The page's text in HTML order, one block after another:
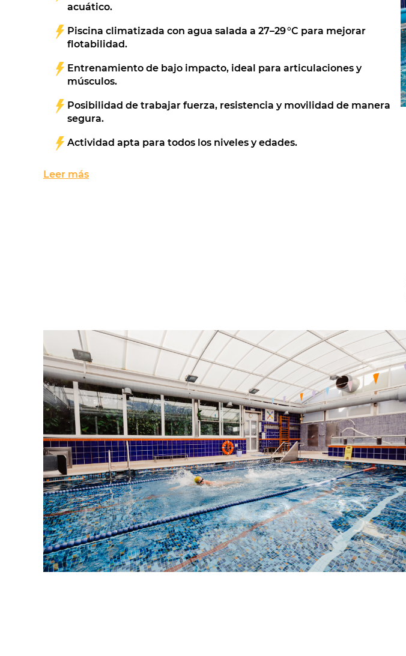
acuático.
Piscina climatizada con agua salada a 27–29 °C para mejorar
flotabilidad.
Entrenamiento de bajo impacto, ideal para articulaciones y
músculos.
Posibilidad de trabajar fuerza, resistencia y movilidad de manera
segura.
Actividad apta para todos los niveles y edades.
Leer más